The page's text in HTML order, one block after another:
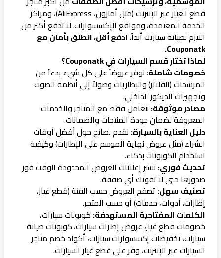
قطع الغيار عبر الإنترنت (مثل أمازون، AliExpress)، ومراكز
الخدمة المعتمدة، ومواقع الإكسسوارات. لا تدفع أكثر من
اللازم لصيانة سيارتك أبداً.ادفع أقل، انطلق بأمان مع
Couponatk.
لماذا تختار قسم السيارات في Couponatk؟
خصومات شاملة: نوفر عروضاً على كل شيء بدءاً من
المرشحات (الفلاتر) والبطاريات وصولاً إلى أنظمة الصوت
وتجهيزات الديكور الداخلي.
مصادر موثوقة: نتعامل فقط مع المتاجر والخدمات
المعروفة لضمان جودة المنتجات والضمانات.
دليل العناية بالسيارة: نقدم نصائح حول أفضل أوقات
الشراء (مثل عروض نهاية الموسم على الإطارات) وكيفية
استخدام الكوبونات بذكاء.
تحديث فوري: ننشر إعلانات العروض المحدودة الوقت فور
صدورها حتى لا تفوتك أي صفقة.
تصنيف سهل: تصفح العروض حسب الفئة (قطع غيار،
إطارات، أدوات، خدمات) أو حسب المتجر.
الكلمات المفتاحية المستهدفة: كوبونات سيارات،
خصومات قطع غيار، عروض إطارات سيارات، كوبونات صيانة
سيارات، تخفيضات إكسسوارات سيارات، أكواد خصم متاجر
السيارات عبر الإنترنت، وفر على قطع غيار السيارات.